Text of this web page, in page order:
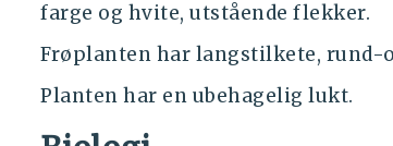
farge og hvite, utstående flekker.
Frøplanten har langstilkete, rund-
Planten har en ubehagelig lukt.